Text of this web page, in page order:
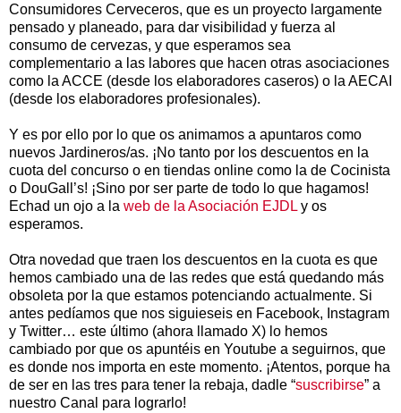
Consumidores Cerveceros, que es un proyecto largamente
pensado y planeado, para dar visibilidad y fuerza al
consumo de cervezas, y que esperamos sea
complementario a las labores que hacen otras asociaciones
como la ACCE (desde los elaboradores caseros) o la AECAI
(desde los elaboradores profesionales).
Y es por ello por lo que os animamos a apuntaros como
nuevos Jardineros/as. ¡No tanto por los descuentos en la
cuota del concurso o en tiendas online como la de Cocinista
o DouGall’s! ¡Sino por ser parte de todo lo que hagamos!
Echad un ojo a la web de la Asociación EJDL y os
esperamos.
Otra novedad que traen los descuentos en la cuota es que
hemos cambiado una de las redes que está quedando más
obsoleta por la que estamos potenciando actualmente. Si
antes pedíamos que nos siguieseis en Facebook, Instagram
y Twitter… este último (ahora llamado X) lo hemos
cambiado por que os apuntéis en Youtube a seguirnos, que
es donde nos importa en este momento. ¡Atentos, porque ha
de ser en las tres para tener la rebaja, dadle “suscribirse” a
nuestro Canal para lograrlo!